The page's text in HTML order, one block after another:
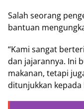
Salah seorang
bantuan
“Kami sangat
dan jajarannya. Ini
makanan, tetapi
ditunjukkan kepada